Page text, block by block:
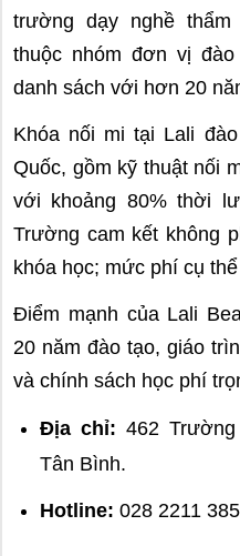
trường dạy nghề
thuộc nhóm đơn vị
danh sách với hơn 20
Khóa nối mi tại Lali
Quốc, gồm kỹ thuật nối
với khoảng 80% thời
Trường cam kết không
khóa học; mức phí cụ
Điểm mạnh của Lali
20 năm đào tạo, giáo
và chính sách học phí
Địa chỉ: 462
Tân Bình.
Hotline: 028 2211